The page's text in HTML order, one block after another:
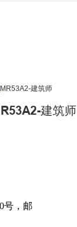
建筑师
号，邮